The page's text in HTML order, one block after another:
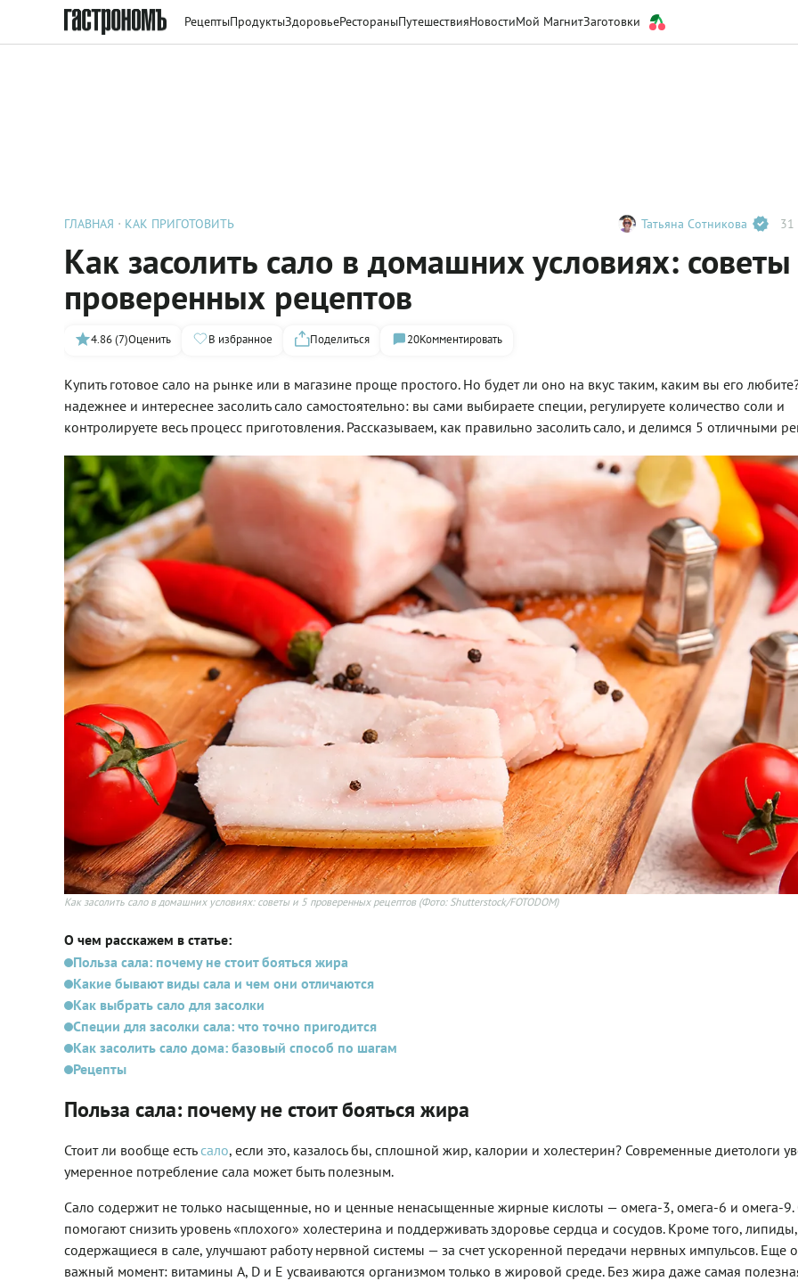
РецептыПродуктыЗдоровьеРестораныПутешествияНовостиМой МагнитЗаготовки
ГЛАВНАЯ КАК ПРИГОТОВИТЬ Татьяна Сотникова 31
Как засолить сало в домашних условиях:
проверенных рецептов
4.86 (7)Оценить В избранное Поделиться 20Комментировать
Купить готовое сало на рынке или в магазине проще простого. Но будет ли оно на вкус таким, каким вы его
надежнее и интереснее засолить сало самостоятельно: вы сами выбираете специи, регулируете количество соли и
контролируете весь процесс приготовления. Рассказываем, как правильно засолить сало, и делимся 5 отличными
Как засолить сало в домашних условиях: советы и 5 проверенных рецептов (Фото: Shutterstock/FOTODOM)
О чем расскажем в статье:
Польза сала: почему не стоит бояться жира
Какие бывают виды сала и чем они отличаются
Как выбрать сало для засолки
Специи для засолки сала: что точно пригодится
Как засолить сало дома: базовый способ по шагам
Рецепты
Польза сала: почему не стоит бояться жира
Стоит ли вообще есть сало, если это, казалось бы, сплошной жир, калории и холестерин? Современные диетологи
умеренное потребление сала может быть полезным.
Сало содержит не только насыщенные, но и ценные ненасыщенные жирные кислоты — омега-3, омега-6 и омега-
помогают снизить уровень «плохого» холестерина и поддерживать здоровье сердца и сосудов. Кроме того, липиды,
содержащиеся в сале, улучшают работу нервной системы — за счет ускоренной передачи нервных импульсов. Еще
важный момент: витамины A, D и E усваиваются организмом только в жировой среде. Без жира даже самая